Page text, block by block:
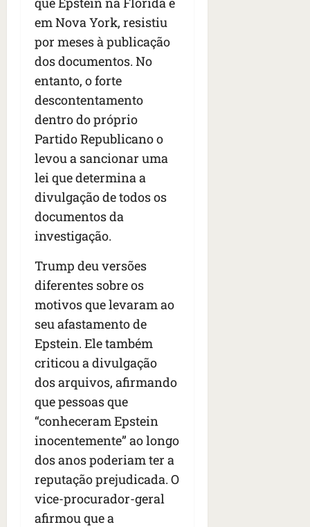
em Nova York, resistiu
por meses à publicação
dos documentos. No
entanto, o forte
descontentamento
dentro do próprio
Partido Republicano o
levou a sancionar uma
lei que determina a
divulgação de todos os
documentos da
investigação.
Trump deu versões
diferentes sobre os
motivos que levaram ao
seu afastamento de
Epstein. Ele também
criticou a divulgação
dos arquivos, afirmando
que pessoas que
“conheceram Epstein
inocentemente” ao longo
dos anos poderiam ter a
reputação prejudicada. O
vice-procurador-geral
afirmou que a